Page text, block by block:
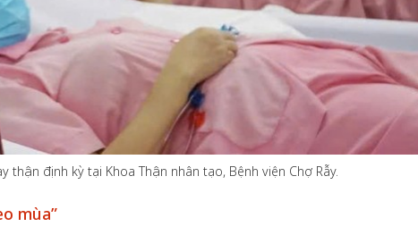
định kỳ tại Khoa Thận nhân tạo, Bệnh viện Chợ Rẫy.
mùa”
gia
Khơi
hóa,
kiến
50 năm Việt Nam gia
nhập UNESCO: Khơi
nguồn nội lực văn hóa,
50 năm Việt
nhập
nguồn nội lực
định hình vị